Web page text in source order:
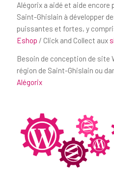
Alégorix a aidé et aide
Saint-Ghislain à développer
puissantes et fortes, y
Eshop / Click and Collect aux
Besoin de conception de site
région de Saint-Ghislain ou
Alégorix